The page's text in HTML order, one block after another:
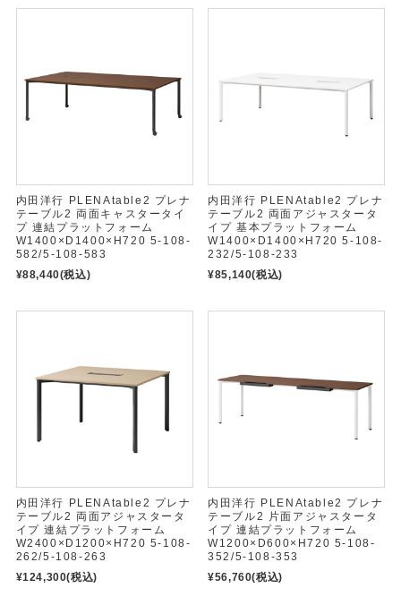
内田洋行 PLENAtable2 プレナ
テーブル2 両面キャスタータイ
プ 連結プラットフォーム
W1400×D1400×H720 5-108-
582/5-108-583
¥88,440(税込)
内田洋行 PLENAtable2 プレナ
テーブル2 両面アジャスタータ
イプ 基本プラットフォーム
W1400×D1400×H720 5-108-
232/5-108-233
¥85,140(税込)
内田洋行 PLENAtable2 プレナ
テーブル2 両面アジャスタータ
イプ 連結プラットフォーム
W2400×D1200×H720 5-108-
262/5-108-263
¥124,300(税込)
内田洋行 PLENAtable2 プレナ
テーブル2 片面アジャスタータ
イプ 連結プラットフォーム
W1200×D600×H720 5-108-
352/5-108-353
¥56,760(税込)